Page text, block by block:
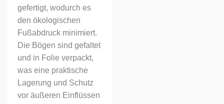
gefertigt, wodurch es
den ökologischen
Fußabdruck minimiert.
Die Bögen sind gefaltet
und in Folie verpackt,
was eine praktische
Lagerung und Schutz
vor äußeren Einflüssen